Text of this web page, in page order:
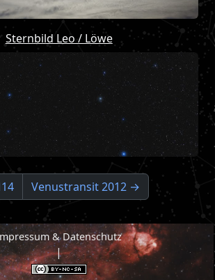
Sternbild Leo / Löwe
Venustransit 2012 →
& Datenschutz
|